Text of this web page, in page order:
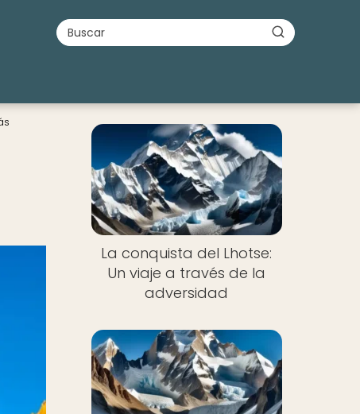
La conquista del Lhotse:
Un viaje a través de la
adversidad